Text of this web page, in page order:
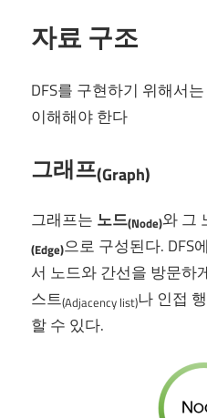
자료 구조
DFS를 구현하기 위해서
이해해야 한다
그래프(Graph)
그래프는 노드(Node)와 그
(Edge)으로 구성된다. DFS
서 노드와 간선을 방문하
스트(Adjacency list)나 인접
할 수 있다.